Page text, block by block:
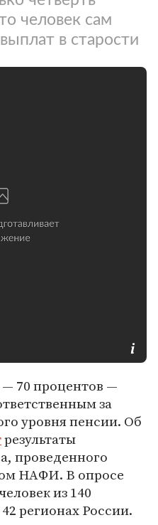
человек сам
в старости
70 процентов —
за
уровня пенсии. Об
результаты
проведенного
НАФИ. В опросе
из 140
регионах России.